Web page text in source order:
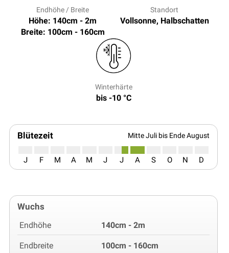
Endhöhe / Breite
Höhe: 140cm - 2m
Breite: 100cm - 160cm
Standort
Vollsonne, Halbschatten
Winterhärte
bis -10 °C
Blütezeit Mitte Juli bis Ende August
J F M A M J J A S O N D
Wuchs
Endhöhe 140cm - 2m
Endbreite 100cm - 160cm